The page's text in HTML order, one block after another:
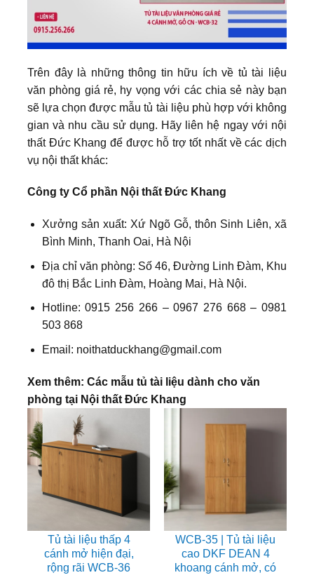
Trên đây là những thông tin hữu ích về tủ tài liệu
văn phòng giá rẻ, hy vọng với các chia sẻ này bạn
sẽ lựa chọn được mẫu tủ tài liệu phù hợp với không
gian và nhu cầu sử dụng. Hãy liên hệ ngay với nội
thất Đức Khang để được hỗ trợ tốt nhất về các dịch
vụ nội thất khác:
Công ty Cổ phần Nội thất Đức Khang
Xưởng sản xuất: Xứ Ngõ Gỗ, thôn Sinh Liên, xã
Bình Minh, Thanh Oai, Hà Nội
Địa chỉ văn phòng: Số 46, Đường Linh Đàm, Khu
đô thị Bắc Linh Đàm, Hoàng Mai, Hà Nội.
Hotline: 0915 256 266 – 0967 276 668 – 0981
503 868
Email: noithatduckhang@gmail.com
Xem thêm: Các mẫu tủ tài liệu dành cho văn
phòng tại Nội thất Đức Khang
Tủ tài liệu thấp 4
cánh mở hiện đại,
rộng rãi WCB-36
WCB-35 | Tủ tài liệu
cao DKF DEAN 4
khoang cánh mở, có